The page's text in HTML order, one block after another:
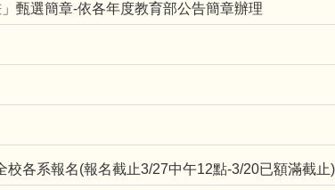
甄選簡章-依各年度教育部公告簡章辦理
各系報名(報名截止3/27中午12點-3/20已額滿截止)